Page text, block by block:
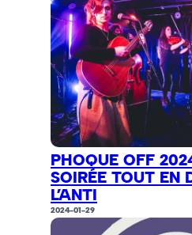
PHOQUE OFF
SOIRÉE TOUT EN
L’ANTI
2024-01-29